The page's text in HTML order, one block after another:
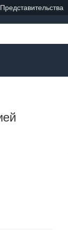
Представительства